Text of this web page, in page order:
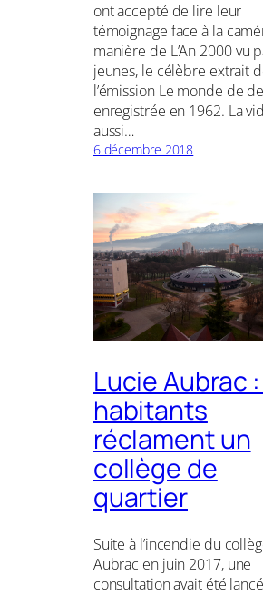
ont accepté de lire leur
témoignage face à la
manière de L’An 2000 vu
jeunes, le célèbre extrait
l’émission Le monde de
enregistrée en 1962. La
aussi…
6 décembre 2018
Lucie Aubrac
habitants
réclament un
collège de
quartier
Suite à l’incendie du
Aubrac en juin 2017, une
consultation avait été